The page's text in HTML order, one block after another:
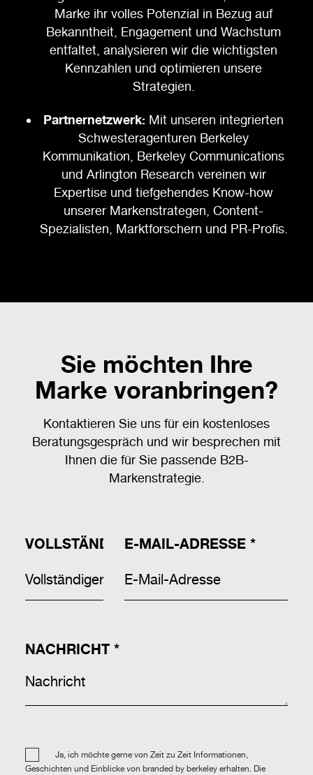
Marke ihr volles Potenzial in Bezug auf
Bekanntheit, Engagement und Wachstum
entfaltet, analysieren wir die wichtigsten
Kennzahlen und optimieren unsere
Strategien.
Partnernetzwerk: Mit unseren integrierten
Schwesteragenturen Berkeley
Kommunikation, Berkeley Communications
und Arlington Research vereinen wir
Expertise und tiefgehendes Know-how
unserer Markenstrategen, Content-
Spezialisten, Marktforschern und PR-Profis.
Sie möchten Ihre
Marke voranbringen?
Kontaktieren Sie uns für ein kostenloses
Beratungsgespräch und wir besprechen mit
Ihnen die für Sie passende B2B-
Markenstrategie.
VOLLSTÄNDIGER NAME*
E-MAIL-ADRESSE*
NACHRICHT *
Ja, ich möchte gerne von Zeit zu Zeit Informationen,
Geschichten und Einblicke von branded by berkeley erhalten. Die